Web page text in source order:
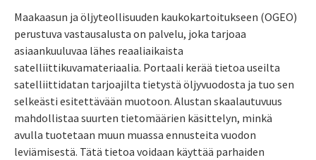
Maakaasun ja öljyteollisuuden kaukokartoitukseen (OGEO)
perustuva vastausalusta on palvelu, joka tarjoaa
asiaankuuluvaa lähes reaaliaikaista
satelliittikuvamateriaalia. Portaali kerää tietoa useilta
satelliittidatan tarjoajilta tietystä öljyvuodosta ja tuo sen
selkeästi esitettävään muotoon. Alustan skaalautuvuus
mahdollistaa suurten tietomäärien käsittelyn, minkä
avulla tuotetaan muun muassa ennusteita vuodon
leviämisestä. Tätä tietoa voidaan käyttää parhaiden